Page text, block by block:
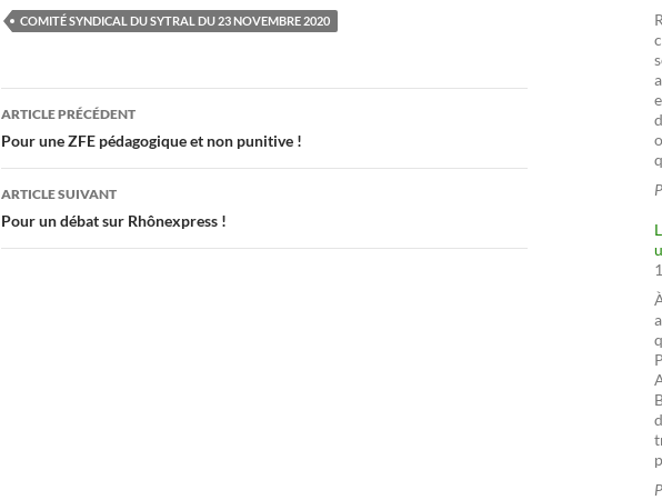
COMITÉ SYNDICAL DU SYTRAL DU 23 NOVEMBRE 2020
Navigation
des
articles
ARTICLE PRÉCÉDENT
Pour une ZFE pédagogique et non punitive !
ARTICLE SUIVANT
Pour un débat sur Rhônexpress !